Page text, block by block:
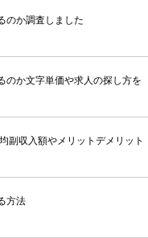
のか調査しました
のか文字単価や求人の探し方を
副収入額やメリットデメリット
方法